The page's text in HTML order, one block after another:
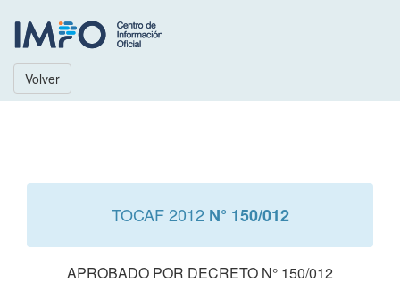
Volver
TOCAF 2012 N° 150/012
APROBADO POR DECRETO N° 150/012